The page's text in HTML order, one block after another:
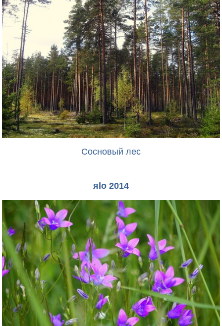
Сосновый лес
яlo 2014